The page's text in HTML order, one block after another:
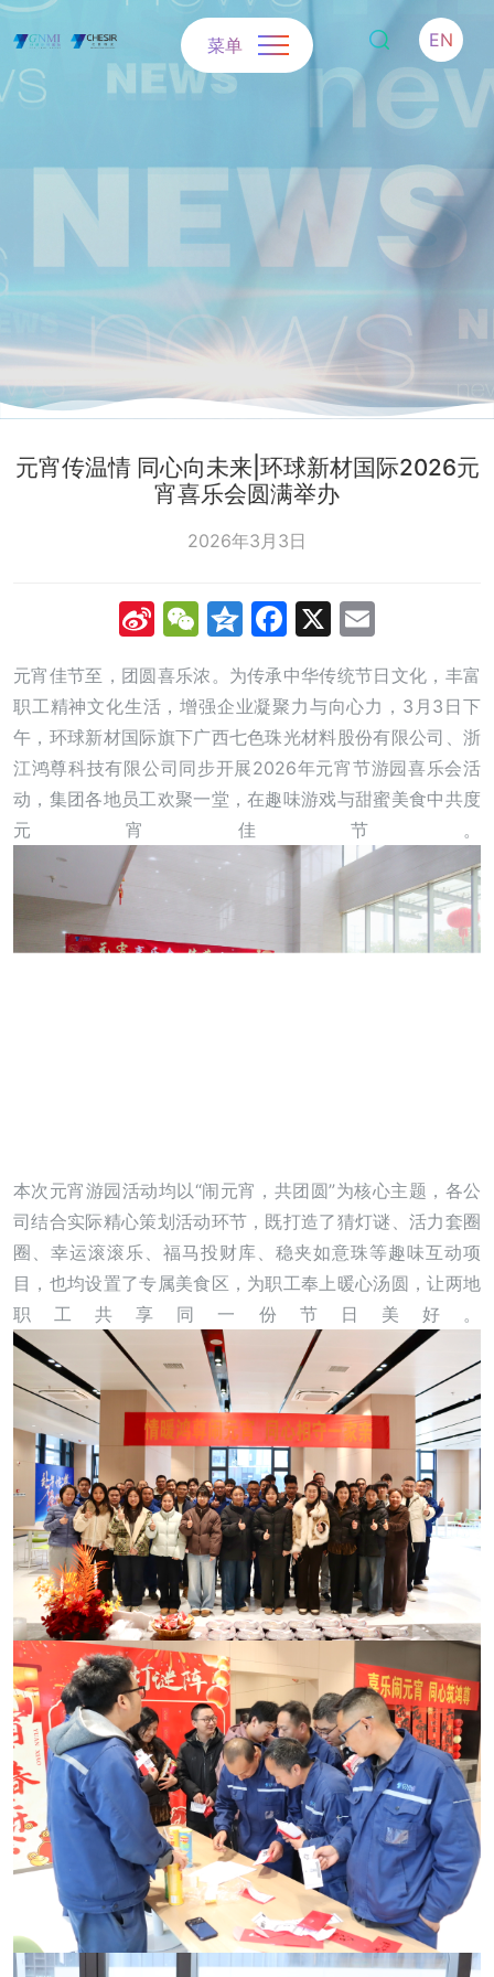
EN
菜单
元宵传温情 同心向未来|环球新材国际2026元
宵喜乐会圆满举办
2026年3月3日
SinaWeChat
Qzone
Facebook
X
元宵佳节至，团圆喜乐浓。为传承中华传统节日文化，丰富
职工精神文化生活，增强企业凝聚力与向心力，3月3日下
午，环球新材国际旗下广西七色珠光材料股份有限公司、浙
江鸿尊科技有限公司同步开展2026年元宵节游园喜乐会活
动，集团各地员工欢聚一堂，在趣味游戏与甜蜜美食中共度
元宵佳节。
本次元宵游园活动均以“闹元宵，共团圆”为核心主题，各公
司结合实际精心策划活动环节，既打造了猜灯谜、活力套圈
圈、幸运滚滚乐、福马投财库、稳夹如意珠等趣味互动项
目，也均设置了专属美食区，为职工奉上暖心汤圆，让两地
职工共享同一份节日美好。